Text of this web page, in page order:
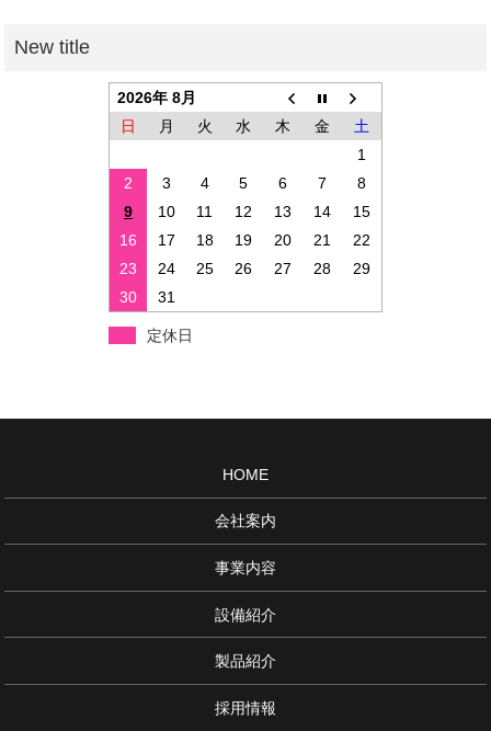
2026年 8月
日
月 火 水 木 金
土
1
2
3 4 5 6 7
8
9
10 11 12 13 14
15
16
17 18 19 20 21
22
23
24 25 26 27 28
29
30
31
定休日
HOME
会社案内
事業内容
設備紹介
製品紹介
採用情報